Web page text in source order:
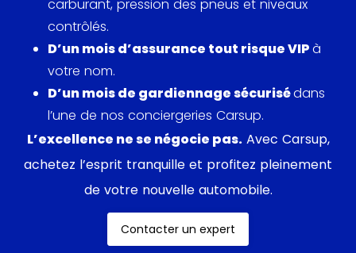
réside dans l’expérience de conduite inimitable
qu’elle propose, à travers la sonorité envoutante
de son V12 mais surtout par sa ligne.
Une des plus belles et intemporelles du XXIème
siècle. Pour preuve, la quatrième génération de DB9
basée sur la même plateforme VH que la première,
a été en production jusqu’en 2016.
carburant, pression des pneus et niveaux
contrôlés.
D’un mois d’assurance tout risque VIPà
votre nom.
D’un mois de gardiennage sécurisédans
l’une de nos conciergeries Carsup.
L’excellence ne se négocie pas.Avec Carsup,
achetez l’esprit tranquille et profitez pleinement
de votre nouvelle automobile.
Contacter un expert